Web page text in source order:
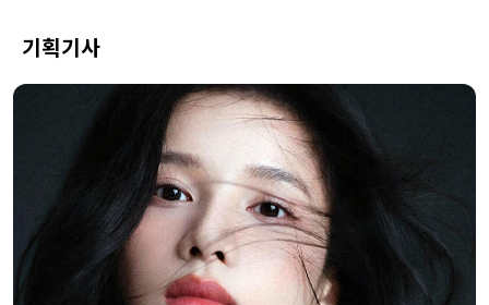
기획기사